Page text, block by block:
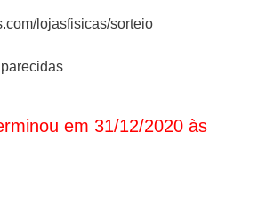
lojasfisicas/sorteio
em 31/12/2020 às